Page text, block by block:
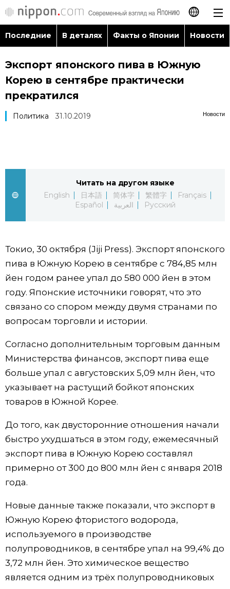
日本語
English
العربية
Последние
Фото/Видео
Разделы
Люди
Политика
Экономика
Общество
Культура
Жизнь
Технологии
Токио
От редакции
Популярные статьи
Японский калейдоскоп
Семья
Еда и напитки
Последние В деталях Факты о Японии Новости
Экспорт японского пива в Южную
Корею в сентябре практически
прекратился
Новости
Политика 31.10.2019
Читать на другом языке
English
日本語 简体字 繁體字
Français
Español
العربية Русский
Токио, 30 октября (Jiji Press). Экспорт японского
пива в Южную Корею в сентябре с 784,85 млн
йен годом ранее упал до 580 000 йен в этом
году. Японские источники говорят, что это
связано со спором между двумя странами по
вопросам торговли и истории.
Согласно дополнительным торговым данным
Министерства финансов, экспорт пива еще
больше упал с августовских 5,09 млн йен, что
указывает на растущий бойкот японских
товаров в Южной Корее.
До того, как двусторонние отношения начали
быстро ухудшаться в этом году, ежемесячный
экспорт пива в Южную Корею составлял
примерно от 300 до 800 млн йен с января 2018
года.
Новые данные также показали, что экспорт в
Южную Корею фтористого водорода,
используемого в производстве
полупроводников, в сентябре упал на 99,4% до
3,72 млн йен. Это химическое вещество
является одним из трёх полупроводниковых